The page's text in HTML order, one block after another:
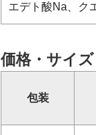
エデト酸Na、ク
価格・サイズ
包装